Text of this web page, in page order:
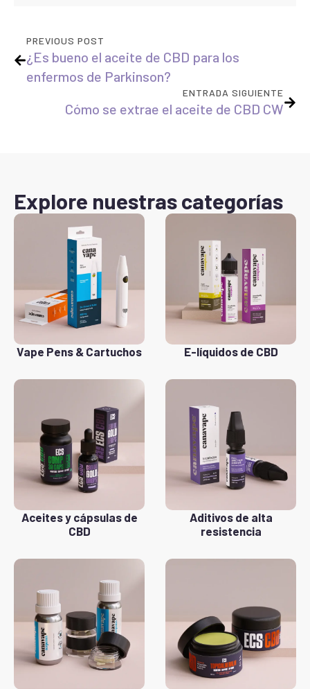
PREVIOUS POST
¿Es bueno el aceite de CBD para los
enfermos de Parkinson?
ENTRADA SIGUIENTE
Cómo se extrae el aceite de CBD CW
Explore nuestras categorías
Vape Pens & Cartuchos E-líquidos de CBD
Aceites y cápsulas de
CBD
Aditivos de alta
resistencia